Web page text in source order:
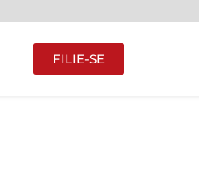
FILIE-SE